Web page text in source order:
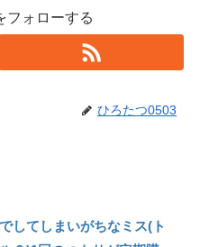
フォローする
ひろたつ0503
してしまいがちなミス(ト